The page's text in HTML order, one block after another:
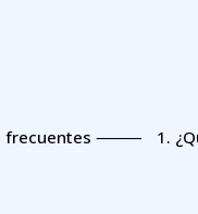
frecuentes ⸻ 1.⁠